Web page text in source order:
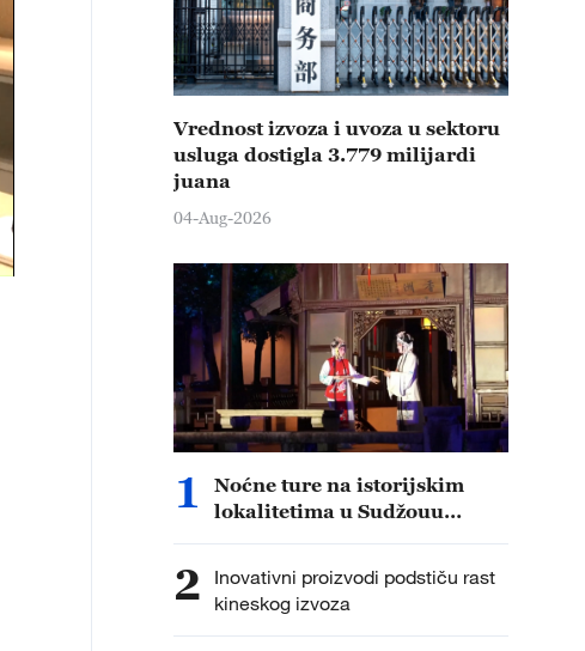
Vrednost izvoza i uvoza u sektoru
usluga dostigla 3.779 milijardi
juana
04-Aug-2026
1
Noćne ture na istorijskim
lokalitetima u Sudžouu
prizorima
2
Inovativni proizvodi podstiču rast
kineskog izvoza